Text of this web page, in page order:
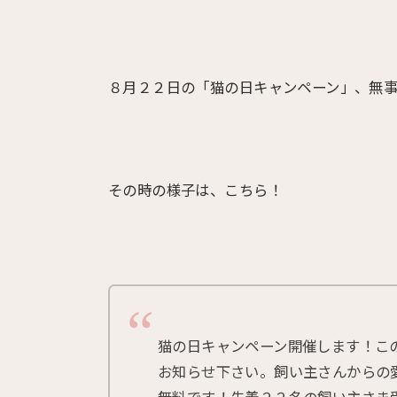
８月２２日の「猫の日キャンペーン」、無
その時の様子は、こちら！
猫の日キャンペーン開催します！
お知らせ下さい。飼い主さんから